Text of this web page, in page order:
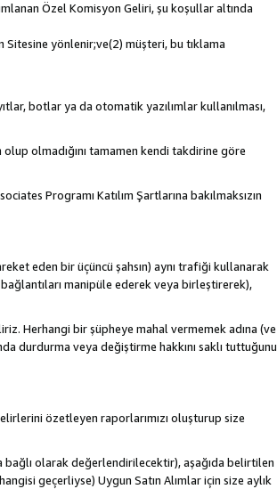
Özel Komisyon Geliri, şu koşullar altında
yönlenir;ve(2) müşteri, bu tıklama
botlar ya da otomatik yazılımlar kullanılması,
olmadığını tamamen kendi takdirine göre
Programı Katılım Şartlarına bakılmaksızın
eden bir üçüncü şahsın) aynı trafiği kullanarak
manipüle ederek veya birleştirerek),
Herhangi bir şüpheye mahal vermemek adına (ve
durdurma veya değiştirme hakkını saklı tuttuğunu
özetleyen raporlarımızı oluşturup size
bağlı olarak değerlendirilecektir), aşağıda belirtilen
geçerliyse) Uygun Satın Alımlar için size aylık